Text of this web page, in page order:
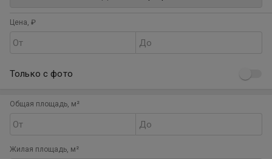
Цена, ₽
От До
Только с фото
Общая площадь, м²
От До
Жилая площадь, м²